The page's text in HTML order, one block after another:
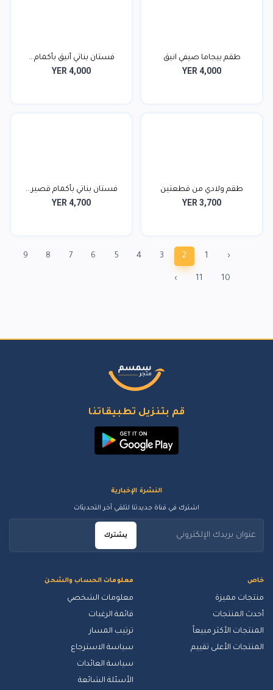
طقم بيجاما صيفي انيق
YER 4,000
فستان بناتي أنيق بأكمام...
YER 4,000
طقم ولادي من قطعتين
YER 3,700
فستان بناتي بأكمام قصير...
YER 4,700
‹
1
2
3
4
5
6
7
8
9
10
11
›
قم بتنزيل تطبيقاتنا
خاص
منتجات مميزة
أحدث المنتجات
المنتجات الأكثر مبيعاً
المنتجات الأعلى تقييم
معلومات الحساب والشحن
معلومات الشخصي
قائمة الرغبات
ترتيب المسار
سياسة الاسترجاع
سياسة العائدات
الأسئلة الشائعة
النشرة الإخبارية
اشترك في قناة جديدتنا لتلقي آخر التحديثات
يشترك